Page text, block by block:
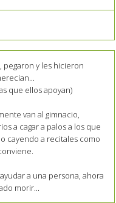
y les hicieron
que ellos apoyan)
van al gimnacio,
a cagar a palos a los que
cayendo a recitales como
a una persona, ahora
morir...